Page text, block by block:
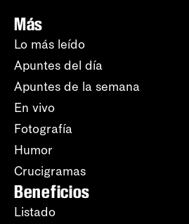
Más
Lo más leído
Apuntes del día
Apuntes de la semana
En vivo
Fotografía
Humor
Crucigramas
Beneficios
Listado